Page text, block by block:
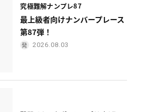
究極難解ナンプレ87
最上級者向けナンバープレース
第87弾！
2026.08.03